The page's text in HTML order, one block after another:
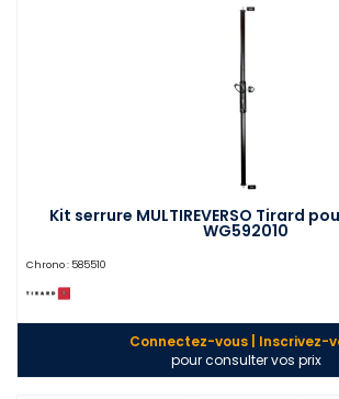
Kit serrure MULTIREVERSO Tirard
WG592010
Chrono : 585510
Connectez-vous | Inscrivez-
pour consulter vos prix